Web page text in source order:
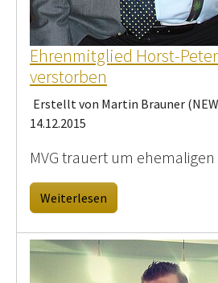
Ehrenmitglied Horst-
verstorben
Erstellt von Martin Brauner
14.12.2015
MVG trauert um
Weiterlesen